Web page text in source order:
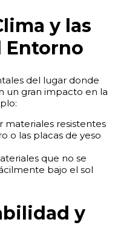
y las
Entorno
del lugar donde
un gran impacto en la
materiales resistentes
o las placas de yeso
que no se
bajo el sol
y